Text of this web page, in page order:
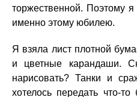
торжественной. Поэтому
именно этому юбилею.
Я взяла лист плотной
и цветные карандаши.
нарисовать? Танки и
хотелось передать что-